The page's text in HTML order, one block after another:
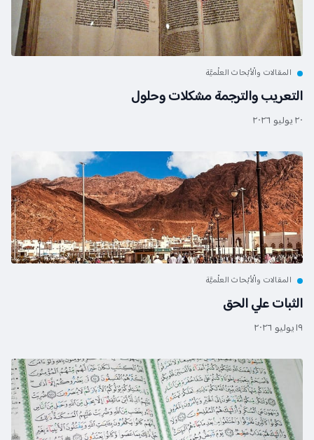
المقالات والْأبْحاث العلْميَّة
التعريب والترجمة مشكلات وحلول
٢٠ يوليو ٢٠٢٦
المقالات والْأبْحاث العلْميَّة
الثبات علي الحق
١٩ يوليو ٢٠٢٦